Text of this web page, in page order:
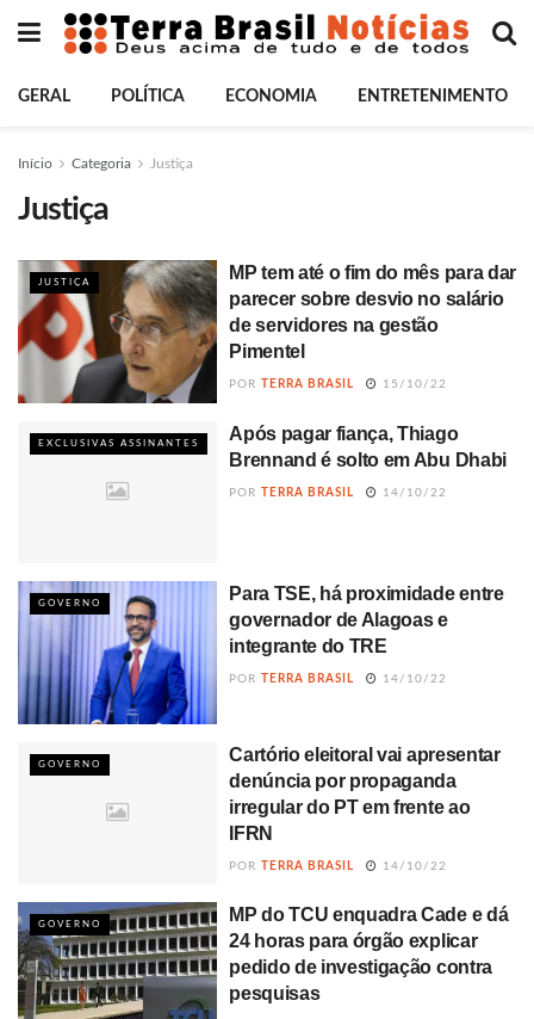
GERAL POLÍTICA ECONOMIA ENTRETENIMENTO
Início Categoria Justiça
Justiça
JUSTIÇA
MP tem até o fim do mês para dar
parecer sobre desvio no salário
de servidores na gestão
Pimentel
POR TERRA BRASIL 15/10/22
EXCLUSIVAS ASSINANTES
Após pagar fiança, Thiago
Brennand é solto em Abu Dhabi
POR TERRA BRASIL 14/10/22
GOVERNO
Para TSE, há proximidade entre
governador de Alagoas e
integrante do TRE
POR TERRA BRASIL 14/10/22
GOVERNO
Cartório eleitoral vai apresentar
denúncia por propaganda
irregular do PT em frente ao
IFRN
POR TERRA BRASIL 14/10/22
GOVERNO
MP do TCU enquadra Cade e dá
24 horas para órgão explicar
pedido de investigação contra
pesquisas